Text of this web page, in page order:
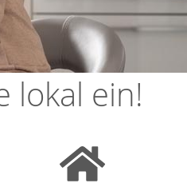
lokal ein!